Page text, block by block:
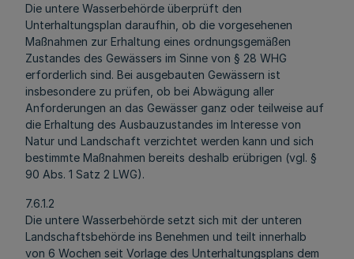
Die untere Wasserbehörde überprüft den
Unterhaltungsplan daraufhin, ob die vorgesehenen
Maßnahmen zur Erhaltung eines ordnungsgemäßen
Zustandes des Gewässers im Sinne von § 28 WHG
erforderlich sind. Bei ausgebauten Gewässern ist
insbesondere zu prüfen, ob bei Abwägung aller
Anforderungen an das Gewässer ganz oder teilweise auf
die Erhaltung des Ausbauzustandes im Interesse von
Natur und Landschaft verzichtet werden kann und sich
bestimmte Maßnahmen bereits deshalb erübrigen (vgl. §
90 Abs. 1 Satz 2 LWG).
7.6.1.2
Die untere Wasserbehörde setzt sich mit der unteren
Landschaftsbehörde ins Benehmen und teilt innerhalb
von 6 Wochen seit Vorlage des Unterhaltungsplans dem